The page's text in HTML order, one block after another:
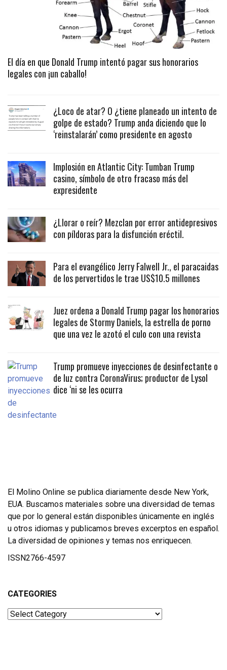
El día en que Donald Trump intentó pagar sus honorarios
legales con ¡un caballo!
¿Loco de atar? O ¿tiene planeado un intento de
golpe de estado? Trump anda diciendo que lo
‘reinstalarán’ como presidente en agosto
Implosión en Atlantic City: Tumban Trump
casino, símbolo de otro fracaso más del
expresidente
¿Llorar o reír? Mezclan por error antidepresivos
con píldoras para la disfunción eréctil.
Para el evangélico Jerry Falwell Jr., el paracaidas
de los pervertidos le trae US$10.5 millones
Juez ordena a Donald Trump pagar los honorarios
legales de Stormy Daniels, la estrella de porno
que una vez le azotó el culo con una revista
Trump promueve inyecciones de desinfectante o
de luz contra CoronaVirus; productor de Lysol
dice ‘ni se les ocurra
El Molino Online se publica diariamente desde New York,
EUA. Buscamos materiales sobre una diversidad de temas
que por lo general están disponibles únicamente en inglés
u otros idiomas y publicamos breves excerptos en español.
La diversidad de opiniones y temas nos enriquecen.
ISSN2766-4597
CATEGORIES
Categories